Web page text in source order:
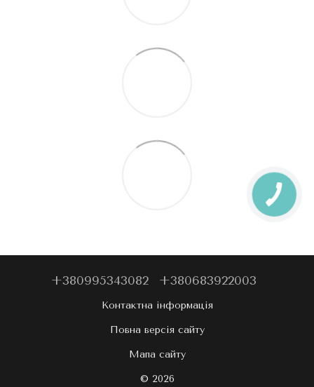
+380995343082 +380683922003
Контактна інформація
Повна версія сайту
Мапа сайту
© 2026